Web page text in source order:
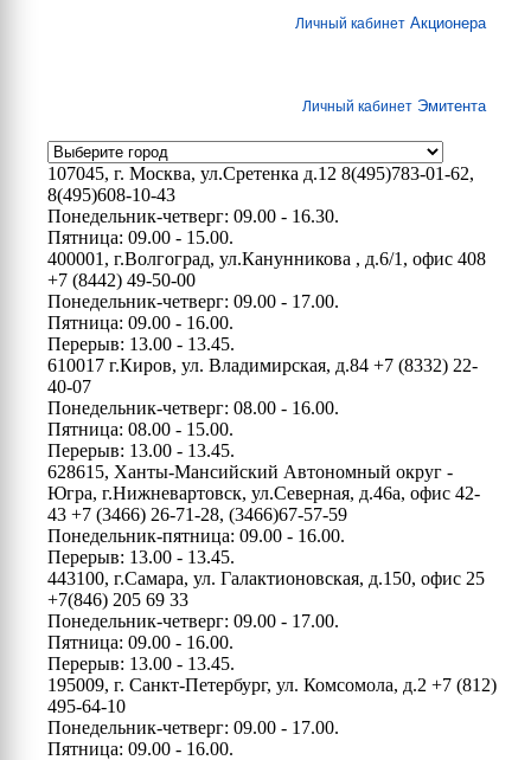
Личный кабинет Акционера
Личный кабинет Эмитента
107045, г. Москва, ул.Сретенка д.12 8(495)783-01-62,
8(495)608-10-43
Понедельник-четверг: 09.00 - 16.30.
Пятница: 09.00 - 15.00.
400001, г.Волгоград, ул.Канунникова , д.6/1, офис 408
+7 (8442) 49-50-00
Понедельник-четверг: 09.00 - 17.00.
Пятница: 09.00 - 16.00.
Перерыв: 13.00 - 13.45.
610017 г.Киров, ул. Владимирская, д.84 +7 (8332) 22-
40-07
Понедельник-четверг: 08.00 - 16.00.
Пятница: 08.00 - 15.00.
Перерыв: 13.00 - 13.45.
628615, Ханты-Мансийский Автономный округ -
Югра, г.Нижневартовск, ул.Северная, д.46а, офис 42-
43 +7 (3466) 26-71-28, (3466)67-57-59
Понедельник-пятница: 09.00 - 16.00.
Перерыв: 13.00 - 13.45.
443100, г.Самара, ул. Галактионовская, д.150, офис 25
+7(846) 205 69 33
Понедельник-четверг: 09.00 - 17.00.
Пятница: 09.00 - 16.00.
Перерыв: 13.00 - 13.45.
195009, г. Санкт-Петербург, ул. Комсомола, д.2 +7 (812)
495-64-10
Понедельник-четверг: 09.00 - 17.00.
Пятница: 09.00 - 16.00.